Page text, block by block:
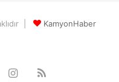
|
KamyonHaber
Instagram
RSS